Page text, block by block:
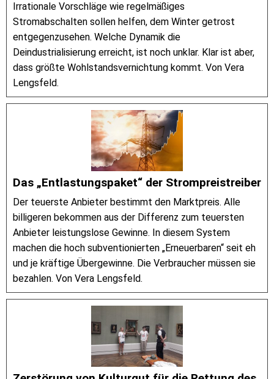
Irrationale Vorschläge wie regelmäßiges
Stromabschalten sollen helfen, dem Winter getrost
entgegenzusehen. Welche Dynamik die
Deindustrialisierung erreicht, ist noch unklar. Klar ist aber,
dass größte Wohlstandsvernichtung kommt. Von Vera
Lengsfeld.
Das „Entlastungspaket“ der Strompreistreiber
Der teuerste Anbieter bestimmt den Marktpreis. Alle
billigeren bekommen aus der Differenz zum teuersten
Anbieter leistungslose Gewinne. In diesem System
machen die hoch subventionierten „Erneuerbaren“ seit eh
und je kräftige Übergewinne. Die Verbraucher müssen sie
bezahlen. Von Vera Lengsfeld.